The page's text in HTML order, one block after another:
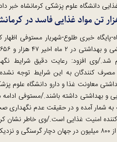
دانشگاه علوم پزشکی کرمانشاه خبر
پایگاه خبری طلوع-شهریار مستوفی
وی افزود: رعایت دقیق شرایط
مصرف کنندگان به این شرایط توجه
معاونت غذا و دارو دانشگاه علوم
و بهداشتی داشته باشند./مستوفی
شمار آمده و در حقیقت عدم نگهداری
امنیت غذایی است./وی خاطر نشان